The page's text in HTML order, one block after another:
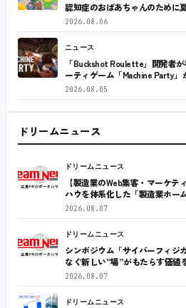
認知症のおばあちゃんのために
2026.08.06
ニュース
「Buckshot Roulette」開発者
ーティゲーム「Machine Party
2026.08.05
ドリームニュース
ドリームニュース
【製造業のWeb集客・マーケ
ハウを体系化した「製造業ホー
2026.08.07
ドリームニュース
シンポジウム「サイバーフィジ
なぐ新しい”場”がもたらす価値
2026.08.07
ドリームニュース